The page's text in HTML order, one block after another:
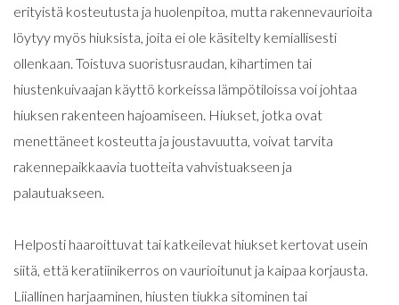
erityistä kosteutusta ja huolenpitoa, mutta rakennevaurioita
löytyy myös hiuksista, joita ei ole käsitelty kemiallisesti
ollenkaan. Toistuva suoristusraudan, kihartimen tai
hiustenkuivaajan käyttö korkeissa lämpötiloissa voi johtaa
hiuksen rakenteen hajoamiseen. Hiukset, jotka ovat
menettäneet kosteutta ja joustavuutta, voivat tarvita
rakennepaikkaavia tuotteita vahvistuakseen ja
palautuakseen.
Helposti haaroittuvat tai katkeilevat hiukset kertovat usein
siitä, että keratiinikerros on vaurioitunut ja kaipaa korjausta.
Liiallinen harjaaminen, hiusten tiukka sitominen tai